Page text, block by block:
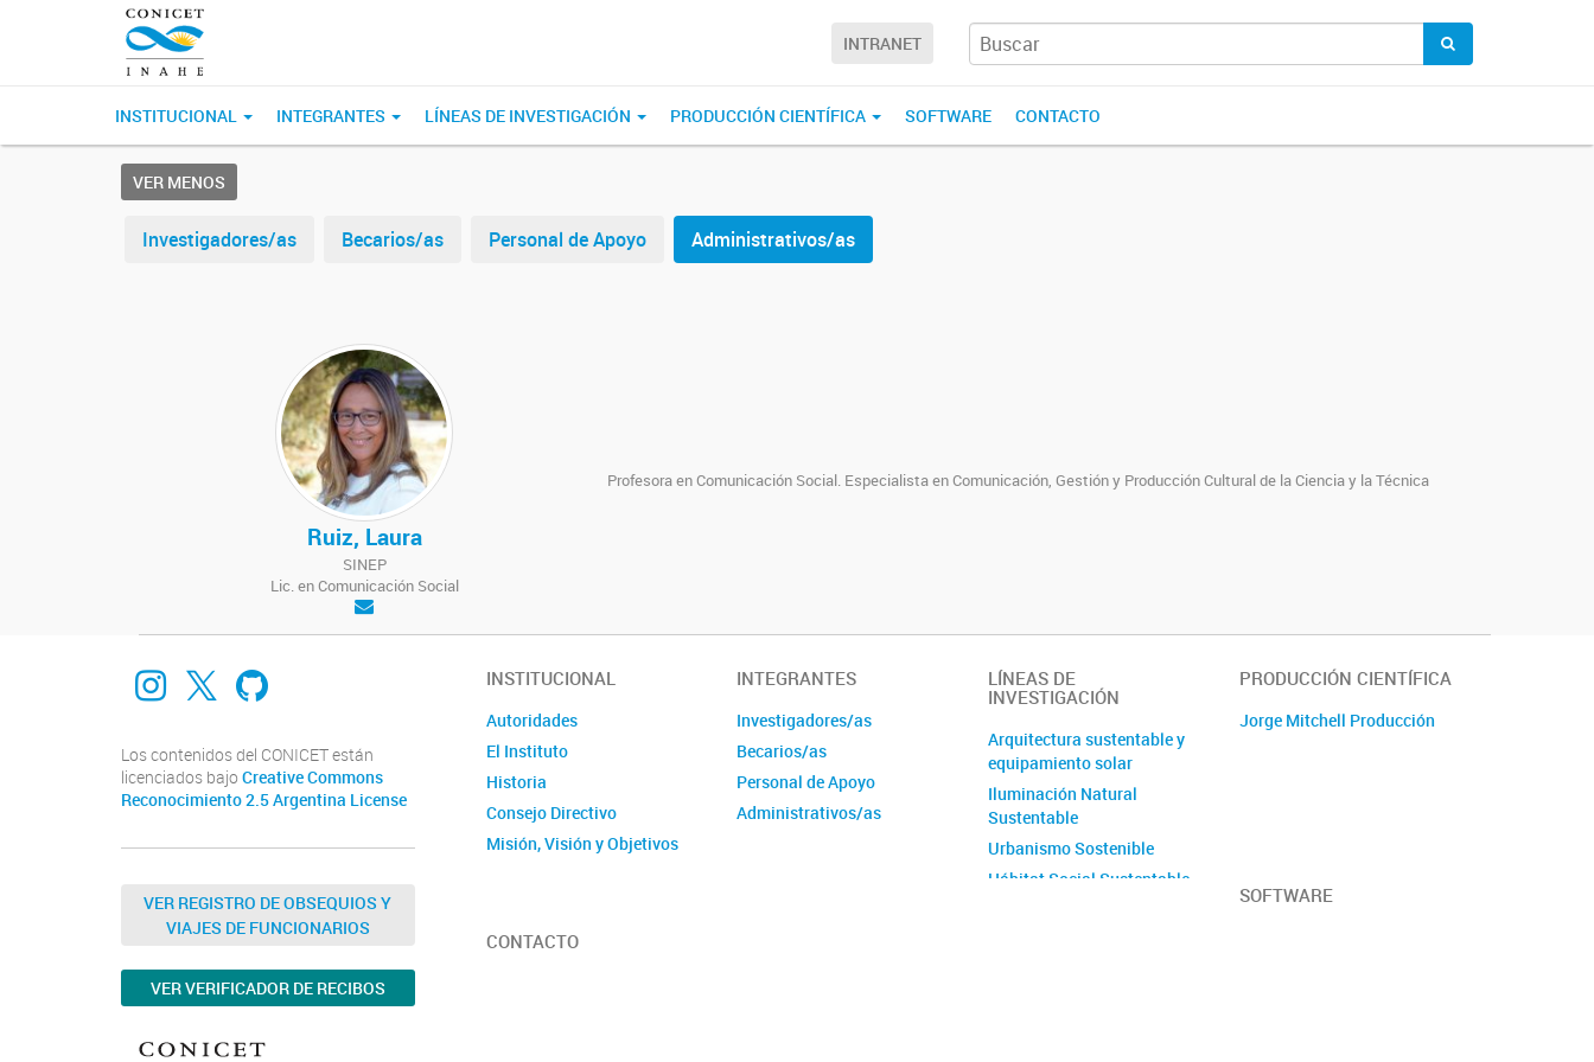
INTRANET
INSTITUCIONAL INTEGRANTES LÍNEAS DE INVESTIGACIÓN PRODUCCIÓN CIENTÍFICA SOFTWARE CONTACTO
VER MENOS
Investigadores/as Becarios/as Personal de Apoyo Administrativos/as
Ruiz, Laura
SINEP
Lic. en Comunicación Social
Profesora en Comunicación Social. Especialista en Comunicación, Gestión y Producción Cultural de la Ciencia y la Técnica
Instagram
X GitHub
Los contenidos del CONICET están
licenciados bajo Creative Commons
Reconocimiento 2.5 Argentina License
VER REGISTRO DE OBSEQUIOS Y
VIAJES DE FUNCIONARIOS
VER VERIFICADOR DE RECIBOS
INSTITUCIONAL
Autoridades
El Instituto
Historia
Consejo Directivo
Misión, Visión y Objetivos
INTEGRANTES
Investigadores/as
Becarios/as
Personal de Apoyo
Administrativos/as
LÍNEAS DE
INVESTIGACIÓN
Arquitectura sustentable y
equipamiento solar
Iluminación Natural
Sustentable
Urbanismo Sostenible
Hábitat Social Sustentable
PRODUCCIÓN CIENTÍFICA
Jorge Mitchell Producción
SOFTWARE
CONTACTO